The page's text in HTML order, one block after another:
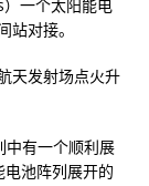
）一个太阳能电
对接。
天发射场点火升
中有一个顺利展
池阵列展开的